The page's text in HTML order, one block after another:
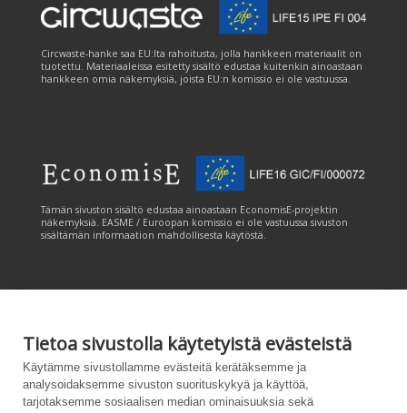
Tietoa sivustolla käytetyistä evästeistä
Käytämme sivustollamme evästeitä kerätäksemme ja
analysoidaksemme sivuston suorituskykyä ja käyttöä,
tarjotaksemme sosiaalisen median ominaisuuksia sekä
Circwaste-hanke saa EU:lta rahoitusta, jolla hankkeen materiaalit on
tuotettu. Materiaaleissa esitetty sisältö edustaa kuitenkin ainoastaan
hankkeen omia näkemyksiä, joista EU:n komissio ei ole vastuussa.
Tämän sivuston sisältö edustaa ainoastaan EconomisE-projektin
näkemyksiä. EASME / Euroopan komissio ei ole vastuussa sivuston
sisältämän informaation mahdollisesta käytöstä.
Tämän sivuston tuottamiseen on saatu rahoitusta Euroopan unionin
LIFE-ohjelmasta. Tämän sivuston sisältö edustaa ainoastaan
CANEMURE-hankkeen näkemyksiä ja EASME/EU:n komissio ei ole
vastuussa sivuston sisältämän informaation mahdollisesta käytöstä.